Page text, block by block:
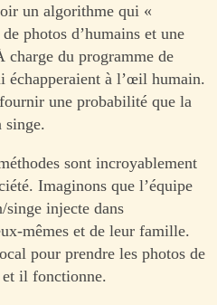
un algorithme qui «
photos d’humains et une
charge du programme de
échapperaient à l’œil humain.
une probabilité que la
singe.
sont incroyablement
Imaginons que l’équipe
injecte dans
mêmes et de leur famille.
pour prendre les photos de
il fonctionne.